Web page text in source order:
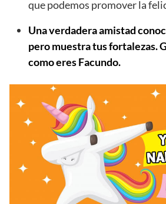
que podemos promover la
Una verdadera amistad
pero muestra tus fortalezas.
como eres Facundo.